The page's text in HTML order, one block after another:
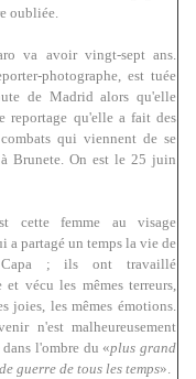
oubliée.
va avoir vingt-sept ans.
photographe, est tuée
de Madrid alors qu'elle
reportage qu'elle a fait des
qui viennent de se
Brunete. On est le 25 juin
cette femme au visage
a partagé un temps la vie de
Capa ; ils ont travaillé
et vécu les mêmes terreurs,
joies, les mêmes émotions.
n'est malheureusement
dans l'ombre du «plus grand
guerre de tous les temps».